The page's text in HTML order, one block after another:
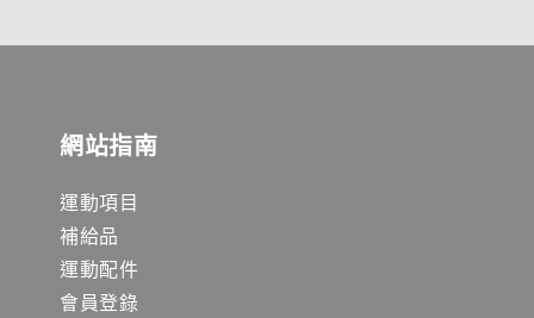
網站指南
運動項目
補給品
運動配件
會員登錄